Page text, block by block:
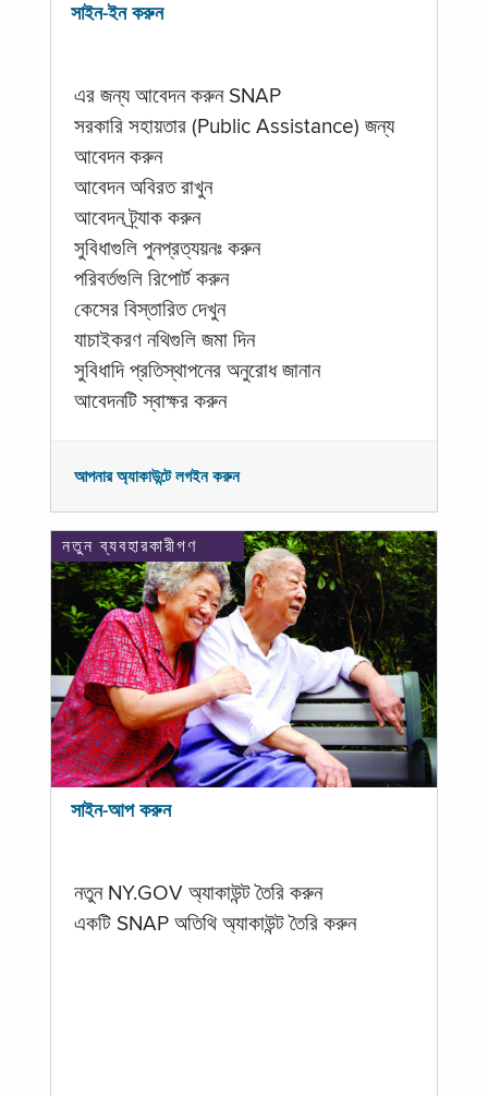
সাইন-ইন করুন
এর জন্য আবেদন করুন SNAP
সরকারি সহায়তার (Public Assistance) জন্য
আবেদন করুন
আবেদন অবিরত রাখুন
আবেদন ট্র্যাক করুন
সুবিধাগুলি পুনপ্রত্যয়নঃ করুন
পরিবর্তগুলি রিপোর্ট করুন
কেসের বিস্তারিত দেখুন
যাচাইকরণ নথিগুলি জমা দিন
সুবিধাদি প্রতিস্থাপনের অনুরোধ জানান
আবেদনটি স্বাক্ষর করুন
আপনার অ্যাকাউন্টে লগইন করুন
নতুন ব্যবহারকারীগণ
সাইন-আপ করুন
নতুন NY.GOV অ্যাকাউন্ট তৈরি করুন
একটি SNAP অতিথি অ্যাকাউন্ট তৈরি করুন